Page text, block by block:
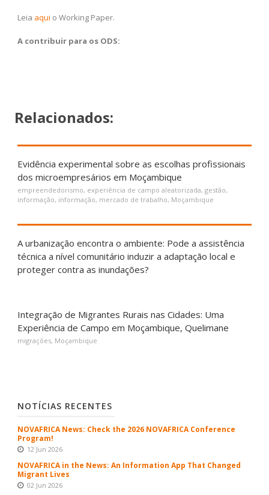
Leia aqui o Working Paper.
A contribuir para os ODS:
Relacionados:
Evidência experimental sobre as escolhas profissionais
dos microempresários em Moçambique
empreendedorismo, experiência de campo aleatorizada, gestão,
informação, informação, mercado de trabalho, Moçambique
A urbanização encontra o ambiente: Pode a assistência
técnica a nível comunitário induzir a adaptação local e
proteger contra as inundações?
Integração de Migrantes Rurais nas Cidades: Uma
Experiência de Campo em Moçambique, Quelimane
migrações, Moçambique
NOTÍCIAS RECENTES
NOVAFRICA News: Check the 2026 NOVAFRICA Conference
Program!
12 Jun 2026
NOVAFRICA in the News: An Information App That Changed
Migrant Lives
02 Jun 2026